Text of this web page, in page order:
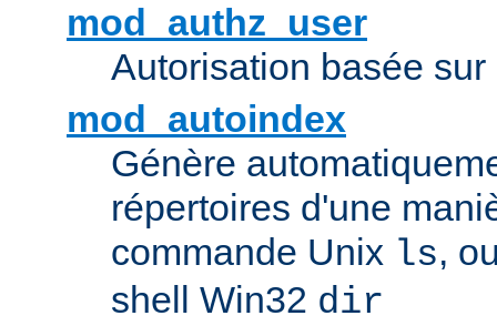
mod_authz_user
Autorisation basée
mod_autoindex
Génère
répertoires d'une
commande Unix ls,
shell Win32 dir